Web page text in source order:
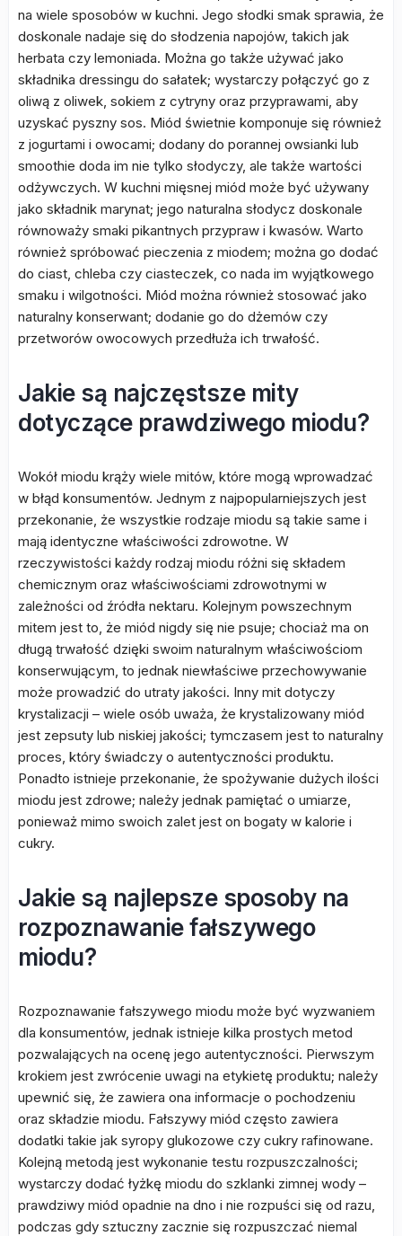
na wiele sposobów w kuchni. Jego słodki smak sprawia, że
doskonale nadaje się do słodzenia napojów, takich jak
herbata czy lemoniada. Można go także używać jako
składnika dressingu do sałatek; wystarczy połączyć go z
oliwą z oliwek, sokiem z cytryny oraz przyprawami, aby
uzyskać pyszny sos. Miód świetnie komponuje się również
z jogurtami i owocami; dodany do porannej owsianki lub
smoothie doda im nie tylko słodyczy, ale także wartości
odżywczych. W kuchni mięsnej miód może być używany
jako składnik marynat; jego naturalna słodycz doskonale
równoważy smaki pikantnych przypraw i kwasów. Warto
również spróbować pieczenia z miodem; można go dodać
do ciast, chleba czy ciasteczek, co nada im wyjątkowego
smaku i wilgotności. Miód można również stosować jako
naturalny konserwant; dodanie go do dżemów czy
przetworów owocowych przedłuża ich trwałość.
Jakie są najczęstsze mity
dotyczące prawdziwego miodu?
Wokół miodu krąży wiele mitów, które mogą wprowadzać
w błąd konsumentów. Jednym z najpopularniejszych jest
przekonanie, że wszystkie rodzaje miodu są takie same i
mają identyczne właściwości zdrowotne. W
rzeczywistości każdy rodzaj miodu różni się składem
chemicznym oraz właściwościami zdrowotnymi w
zależności od źródła nektaru. Kolejnym powszechnym
mitem jest to, że miód nigdy się nie psuje; chociaż ma on
długą trwałość dzięki swoim naturalnym właściwościom
konserwującym, to jednak niewłaściwe przechowywanie
może prowadzić do utraty jakości. Inny mit dotyczy
krystalizacji – wiele osób uważa, że krystalizowany miód
jest zepsuty lub niskiej jakości; tymczasem jest to naturalny
proces, który świadczy o autentyczności produktu.
Ponadto istnieje przekonanie, że spożywanie dużych ilości
miodu jest zdrowe; należy jednak pamiętać o umiarze,
ponieważ mimo swoich zalet jest on bogaty w kalorie i
cukry.
Jakie są najlepsze sposoby na
rozpoznawanie fałszywego
miodu?
Rozpoznawanie fałszywego miodu może być wyzwaniem
dla konsumentów, jednak istnieje kilka prostych metod
pozwalających na ocenę jego autentyczności. Pierwszym
krokiem jest zwrócenie uwagi na etykietę produktu; należy
upewnić się, że zawiera ona informacje o pochodzeniu
oraz składzie miodu. Fałszywy miód często zawiera
dodatki takie jak syropy glukozowe czy cukry rafinowane.
Kolejną metodą jest wykonanie testu rozpuszczalności;
wystarczy dodać łyżkę miodu do szklanki zimnej wody –
prawdziwy miód opadnie na dno i nie rozpuści się od razu,
podczas gdy sztuczny zacznie się rozpuszczać niemal